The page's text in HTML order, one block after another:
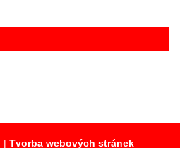
| Tvorba webových stránek